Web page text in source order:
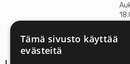
Tämä sivusto käyttää
evästeitä